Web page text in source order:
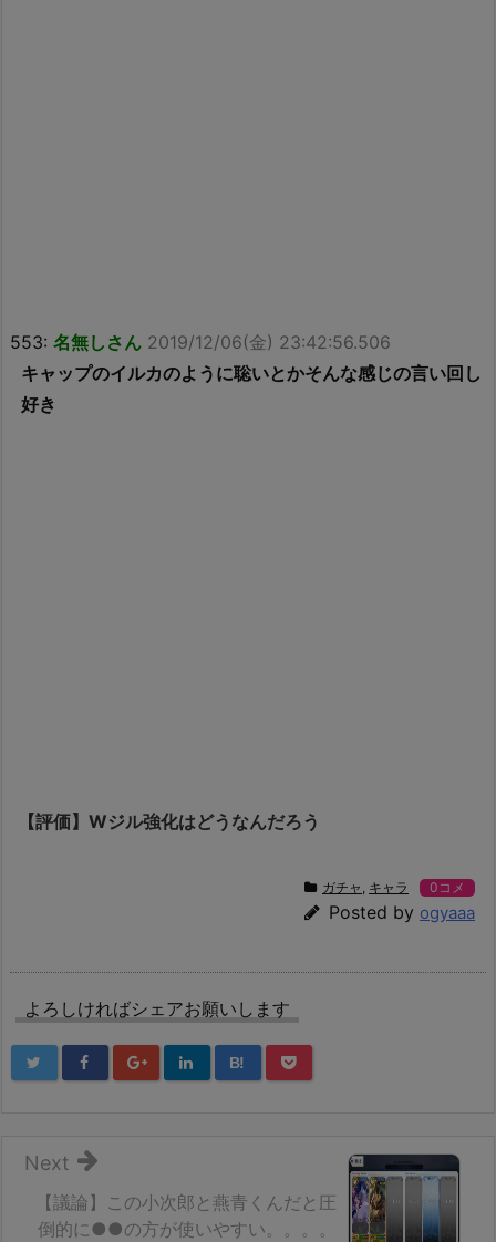
553: 名無しさん 2019/12/06(金) 23:42:56.506
キャップのイルカのように聡いとかそんな感じの言い回し
好き
【評価】Wジル強化はどうなんだろう
ガチャ , キャラ 0コメ
Posted by ogyaaa
よろしければシェアお願いします
B!
【議論】この小次郎と燕青くんだと圧
倒的に●●の方が使いやすい。。。。
Next